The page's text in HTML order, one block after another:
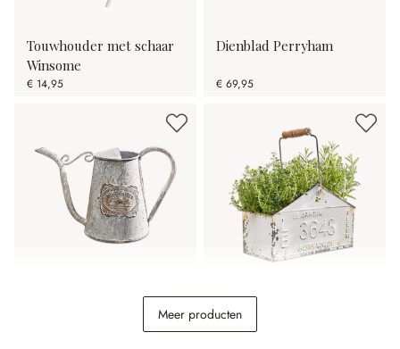
Touwhouder met schaar
Winsome
€ 14,95
Dienblad Perryham
€ 69,95
Mand Botanique
Meer producten